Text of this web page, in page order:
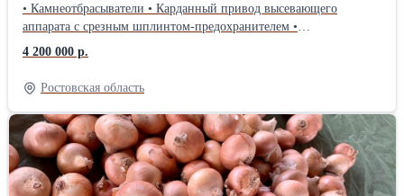
• Камнеотбрасыватели • Карданный привод высевающего
аппарата с срезным шплинтом-предохранителем •
Безступенчатая регулировка глубины посева • Внесение
удобрений дисковым сошником • Прикатывающие колёса 2х
дюймовые V-образные • Гидравлические маркёры • Привод
вентилятора от ВОМ 540 об/мин • Сцепка 3х точечная II
категории • Карданный вал Z6-Z8 • Централизованное
устройство дозирования удобрений MINIMAX • Монитор
контроля высева, сигнализирующий об остановке высева в
каком-либо ряду и отображающий количество отсеянной
площади • Высевающие диски кукуруза и подсолнечник
4 200 000 р.
Ростовская область